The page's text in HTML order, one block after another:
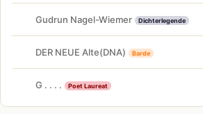
Gudrun Nagel-Wiemer Dichterlegende
DER NEUE Alte(DNA) Barde
G . . . . Poet Laureat